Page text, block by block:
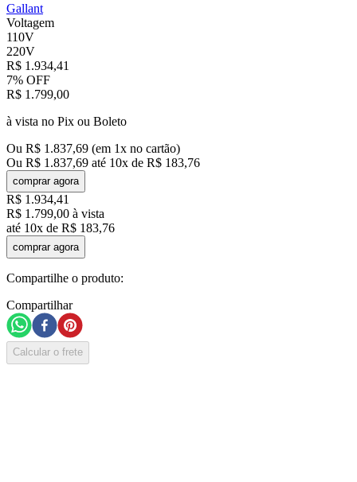
Gallant
Voltagem
110V
220V
R$ 1 .934,41
7% OFF
R$ 1 .799,00
à vista no Pix ou Boleto
Ou R$ 1 .837,69 (em 1x no cartão)
Ou R$ 1 .837,69 até 10x de R$ 183,76
comprar agora
R$ 1.934,41
R$ 1.799,00 à vista
até 10x de R$ 183,76
comprar agora
Compartilhe o produto:
Compartilhar
Calcular o frete